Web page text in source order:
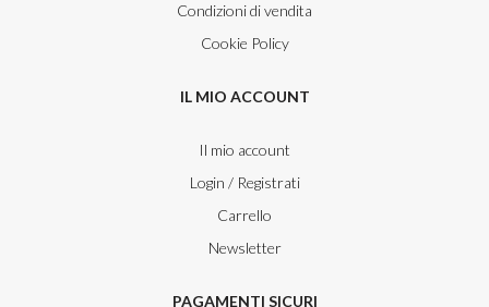
Condizioni di vendita
Cookie Policy
IL MIO ACCOUNT
Il mio account
Login / Registrati
Carrello
Newsletter
PAGAMENTI SICURI